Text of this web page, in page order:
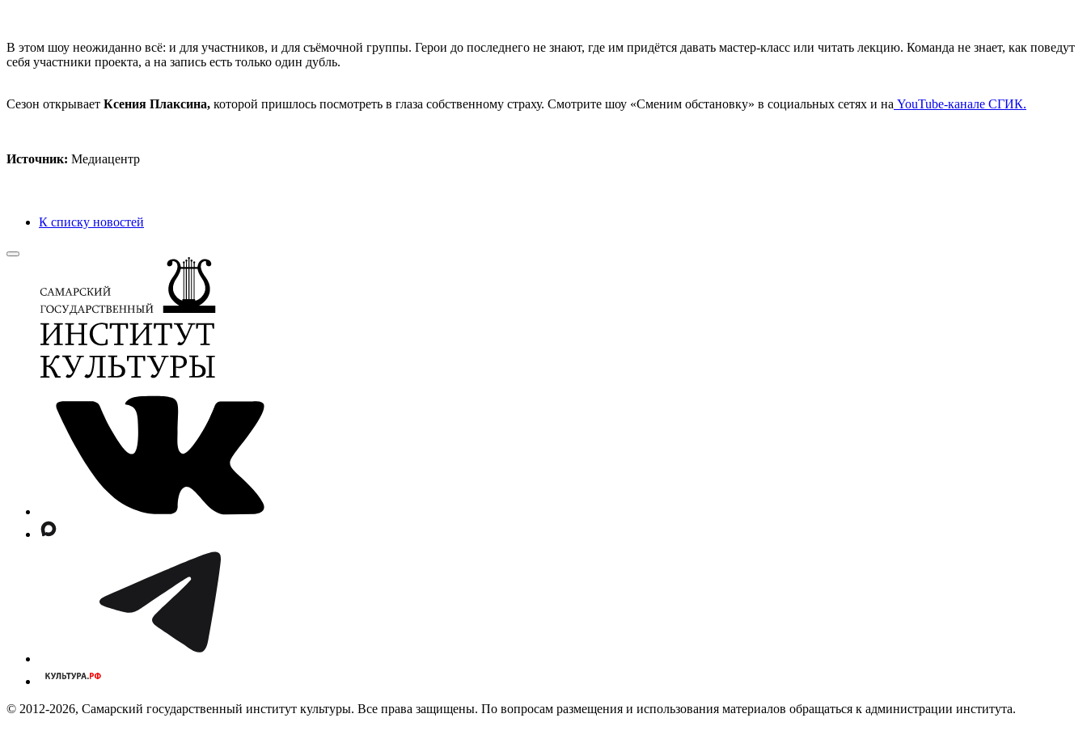
В этом шоу неожиданно всё: и для участников, и для съёмочной группы. Герои до последнего не знают, где им придётся давать мастер-класс или читать лекцию. Команда не знает, как поведут
себя участники проекта, а на запись есть только один дубль.
Сезон открывает Ксения Плаксина, которой пришлось посмотреть в глаза собственному страху. Смотрите шоу «Сменим обстановку» в социальных сетях и на YouTube-канале СГИК.
Источник: Медиацентр
К списку новостей
© 2012-2026, Самарский государственный институт культуры. Все права защищены. По вопросам размещения и использования материалов обращаться к администрации института.